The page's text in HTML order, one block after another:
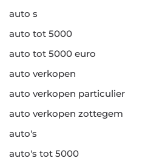
auto s
auto tot 5000
auto tot 5000 euro
auto verkopen
auto verkopen particulier
auto verkopen zottegem
auto's
auto's tot 5000